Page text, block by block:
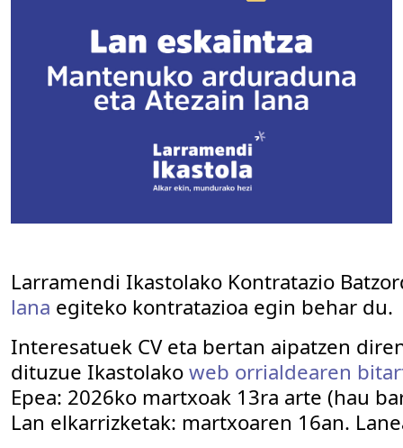
Larramendi Ikastolako Kontratazio
lana egiteko kontratazioa egin behar du.
Interesatuek CV eta bertan aipatzen
dituzue Ikastolakoweb orrialdearen
Epea: 2026ko martxoak 13ra arte (hau
Lan elkarrizketak: martxoaren 16an.